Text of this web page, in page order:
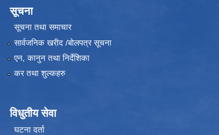
सूचना
सूचना तथा समाचार
सार्वजनिक खरीद /बोलपत्र सूचना
एन, कानुन तथा निर्देशिका
कर तथा शुल्कहरु
विधुतीय सेवा
घटना दर्ता